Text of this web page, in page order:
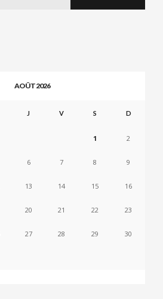
AOÛT 2026
J V S D
1 2
6 7 8 9
13 14 15 16
20 21 22 23
27 28 29 30